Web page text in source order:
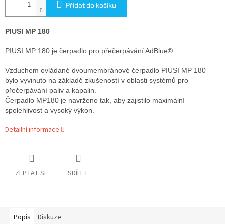
Přidat do košíku
PIUSI MP 180
PIUSI MP 180 je čerpadlo pro přečerpávání AdBlue®.
Vzduchem ovládané dvoumembránové čerpadlo PIUSI MP 180
bylo vyvinuto na základě zkušeností v oblasti systémů pro
přečerpávání paliv a kapalin.
Čerpadlo MP180 je navrženo tak, aby zajistilo maximální
spolehlivost a vysoký výkon.
Detailní informace
ZEPTAT SE SDÍLET
Popis Diskuze